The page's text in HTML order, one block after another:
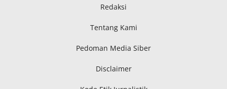
Redaksi
Tentang Kami
Pedoman Media Siber
Disclaimer